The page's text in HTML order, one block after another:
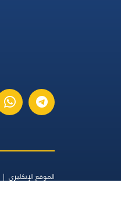
الموقع الإنكليزي